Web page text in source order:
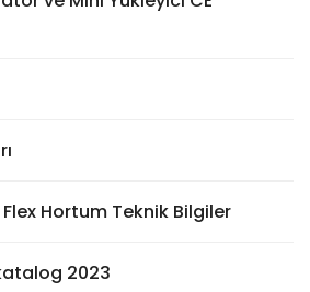
Hortum Teknik Bilgiler
2023